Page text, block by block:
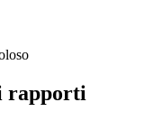
rapporti